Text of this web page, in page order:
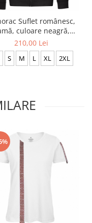
Suflet românesc,
culoare neagră,
CIR94
210,00 Lei
S M L XL 2XL